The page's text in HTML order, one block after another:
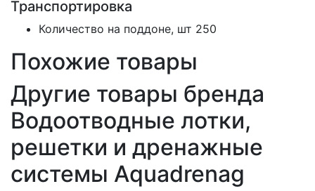
Транспортировка
Количество на поддоне, шт 250
Похожие товары
Другие товары бренда
Водоотводные лотки,
решетки и дренажные
системы Aquadrenag